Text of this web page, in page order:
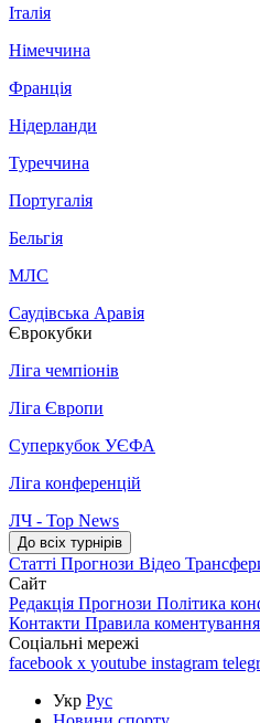
Італія
Німеччина
Франція
Нідерланди
Туреччина
Португалія
Бельгія
МЛС
Саудівська Аравія
Єврокубки
Ліга чемпіонів
Ліга Європи
Суперкубок УЄФА
Ліга конференцій
ЛЧ - Top News
До всіх турнірів
Статті Прогнози Відео
Сайт
Редакція Прогнози Політика
Контакти Правила коментування
Соціальні мережі
facebook x youtube instagram
Укр Рус